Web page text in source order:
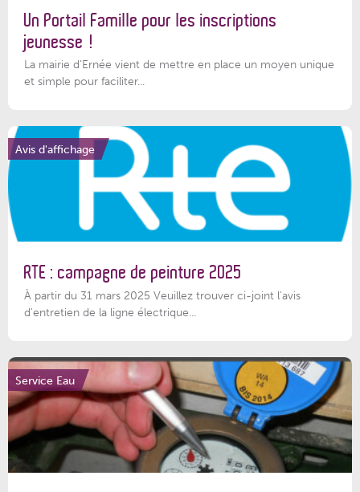
Un Portail Famille pour les inscriptions
jeunesse !
La mairie d’Ernée vient de mettre en place un moyen unique
et simple pour faciliter...
Avis d'affichage
RTE : campagne de peinture 2025
À partir du 31 mars 2025 Veuillez trouver ci-joint l'avis
d'entretien de la ligne électrique...
Service Eau